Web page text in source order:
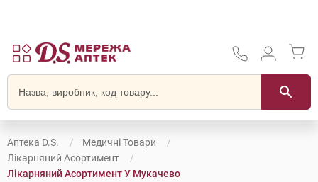
Аптека D.S.
Медичні Товари
Лікарняний Асортимент
Лікарняний Асортимент У Мукачево